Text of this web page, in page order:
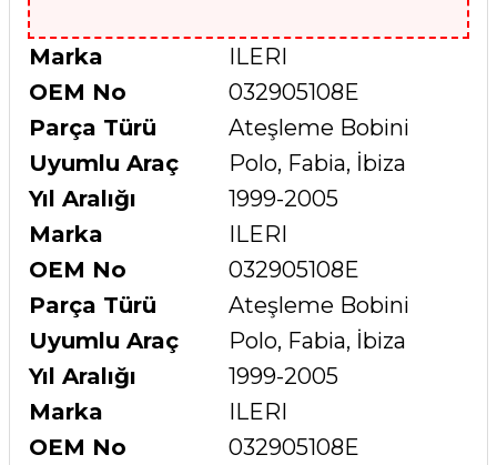
Marka
ILERI
OEM No
032905108E
Parça Türü
Ateşleme Bobini
Uyumlu Araç
Polo, Fabia, İbiza
Yıl Aralığı
1999-2005
Marka
ILERI
OEM No
032905108E
Parça Türü
Ateşleme Bobini
Uyumlu Araç
Polo, Fabia, İbiza
Yıl Aralığı
1999-2005
Marka
ILERI
OEM No
032905108E